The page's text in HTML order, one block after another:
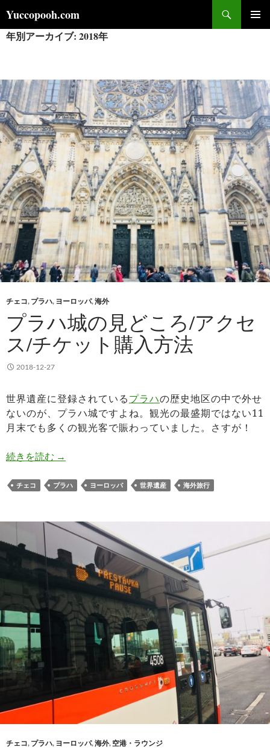
ン
テ
へ
ス
キ
ッ
プ
Yuccopooh.com
索
年別アーカイブ: 2018年
チェコ, プラハ, ヨーロッパ,海外
プラハ城の見どころ/アクセ
ス/チケット購入方法
2018-12-27
世界遺産に登録されているプラハの歴史地区の中で外せ
ないのが、プラハ城ですよね。観光の最盛期ではない11
月末でも多くの観光客で賑わっていました。さすが！
続きを読む プラハ城の見どころ/アクセス/チケット購入方法
→
チェコ プラハ ヨーロッパ 世界遺産 海外旅行
チェコ, プラハ, ヨーロッパ,海外, 空港・ラウンジ